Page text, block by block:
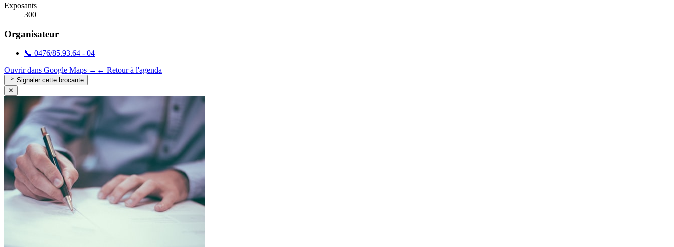
Exposants
300
Organisateur
📞 0476/85.93.64 - 04
Ouvrir dans Google Maps → ← Retour à l'agenda
🚩 Signaler cette brocante
✕